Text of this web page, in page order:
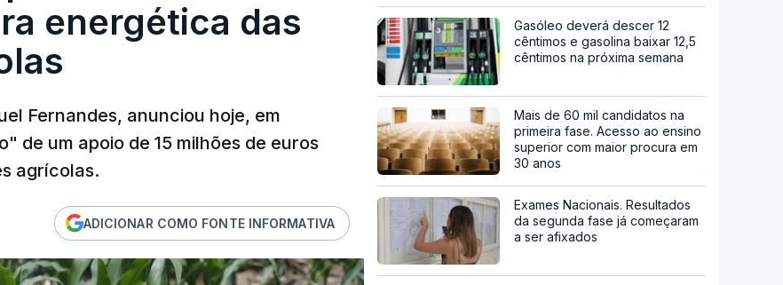
energética das
Fernandes, anunciou hoje, em
de um apoio de 15 milhões de euros
agrícolas.
ADICIONAR COMO FONTE INFORMATIVA
Gasóleo deverá descer 12
cêntimos e gasolina baixar 12,5
cêntimos na próxima semana
Mais de 60 mil candidatos na
primeira fase. Acesso ao ensino
superior com maior procura em
30 anos
Exames Nacionais. Resultados
da segunda fase já começaram
a ser afixados